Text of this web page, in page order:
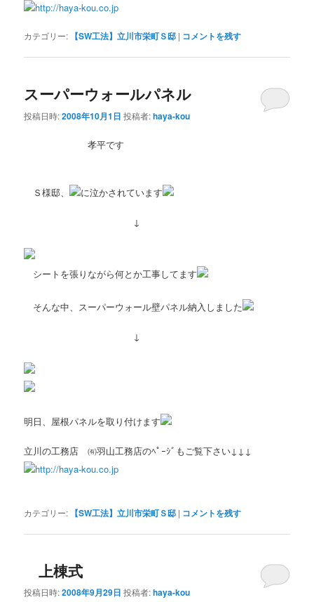
http://haya-kou.co.jp
カテゴリー: 【SW工法】立川市栄町Ｓ邸 | コメントを残す
スーパーウォールパネル
投稿日時:2008年10月1日 投稿者:haya-kou
孝平です
Ｓ様邸、 に泣かされています
↓
シートを張りながら何とか工事してます
そんな中、スーパーウォール壁パネル納入しました
↓
明日、屋根パネルを取り付けます
立川の工務店 ㈲羽山工務店のﾍﾟｰｼﾞもご覧下さい↓↓↓
http://haya-kou.co.jp
カテゴリー: 【SW工法】立川市栄町Ｓ邸 | コメントを残す
上棟式
投稿日時:2008年9月29日 投稿者:haya-kou